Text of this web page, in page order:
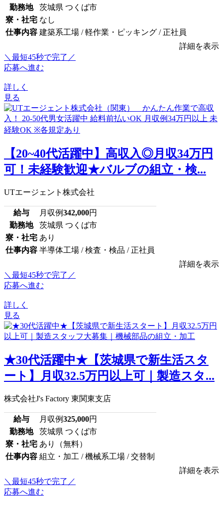
勤務地
茨城県 つくば市
寮・社宅 なし
仕事内容 建築系工場 / 軽作業・ピッキング / 正社員
詳細を表示
＼最短45秒で完了／
応募へ進む
詳しく
見る
【20~40代活躍中】高収入◎月収34万円
可！未経験歓迎★バルブの組立・検...
UTエージェント株式会社
給与 月収例342,000円
勤務地
茨城県 つくば市
寮・社宅 あり
仕事内容 半導体工場 / 検査・検品 / 正社員
詳細を表示
＼最短45秒で完了／
応募へ進む
詳しく
見る
★30代活躍中★【茨城県で新生活スタ
ート】月収32.5万円以上可｜製造スタ...
株式会社J's Factory 東関東支店
給与 月収例325,000円
勤務地
茨城県 つくば市
寮・社宅 あり（無料）
仕事内容 組立・加工 / 機械系工場 / 交替制
詳細を表示
＼最短45秒で完了／
応募へ進む